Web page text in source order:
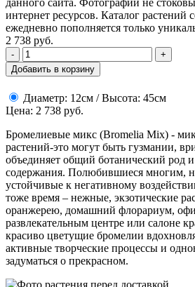
данного сайта. Фотографии не
интернет ресурсов. Каталог растений
ежедневно пополняется только
2 738 руб.
-
+
Добавить в корзину
Диаметр: 12см / Высота: 45см
Цена: 2 738 руб.
Бромелиевые микс (Bromelia Mix) -
растений-это могут быть гузмании,
объединяет общий ботанический род
содержания. Полюбившиеся многим,
устойчивые к негативному
тоже время – нежные, экзотические
оранжерею, домашний флорариум,
развлекательным центре или салоне
красиво цветущие бромелии
активные творческие процессы и
задуматься о прекрасном.